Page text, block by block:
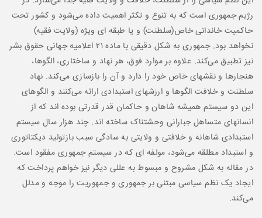
رژیم جمهوری است که به تنوع و تکثر اهمیت داده می‌شود و کشور تحت
حاکمیت خاندانی خاص(سلطنت) و یا طبقه ای ویژه (ولایت فقیه)
نخواهد بود. جمهوری به شکل دقیقی با ماده ۲۱ اعلامیه جهانی حقوق بشر
نیز تطبیق می‌کند. علاوه بر موارد فوق، هر نهاد و ساختاری، الگوها،
هنجارها و نقشهای خاص خود را دارد و آن را بازسازی می‌کند. نهاد
سلطنت و خلافت الگوها و ارزشهای استبدادی ارائه می‌کنند و الگوهای
این دو سیستم همیشه شاهان و حاکمان قدر قدرتی بوده اند که از
انسانهای متساهل جبارانی وحشتناک ساخته اند. چند هزار سال سیستم
استبدادی شاهانه و خلافتی و ولایتی به سادگی سبب بازتوليد دیکتاتوری
و استبداد مطلقه می‌شود، مولفه ای که در سیستم جمهوری مفقود است.
در مقاله به شکل مشروح و مبسوط به عللی دیگر نیز خواهم پرداخت که
ایجاد یک نظم سیاسی مبتنی بر جمهوری و جمهوریت را موجه و مدلل
می‌کند.